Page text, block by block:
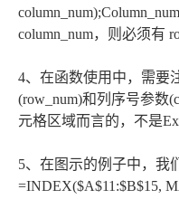
column_num，则必须有
4、在函数使用中，需要
(row_num)和列序号参数
元格区域而言的，不是
5、在图示的例子中，我
=INDEX($A$11:$B$15,